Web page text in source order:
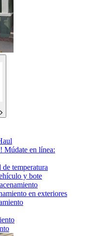
Múdate en línea:
temperatura
y bote
en exteriores